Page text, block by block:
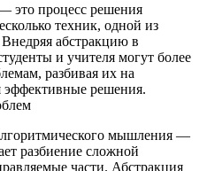
это процесс решения
техник, одной из
Внедряя абстракцию в
и учителя могут более
разбивая их на
эффективные решения.
мышления —
разбиение сложной
части. Абстракция